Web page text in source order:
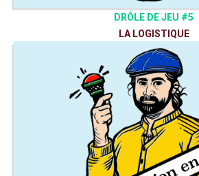
DRÔLE DE JEU #5
LA LOGISTIQUE